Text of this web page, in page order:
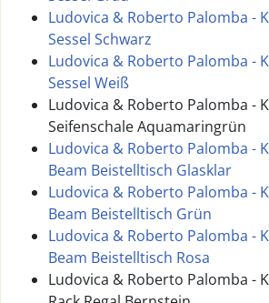
Ludovica & Roberto Palomba -
Sessel Schwarz
Ludovica & Roberto Palomba -
Sessel Weiß
Ludovica & Roberto Palomba -
Seifenschale Aquamaringrün
Ludovica & Roberto Palomba -
Beam Beistelltisch Glasklar
Ludovica & Roberto Palomba -
Beam Beistelltisch Grün
Ludovica & Roberto Palomba -
Beam Beistelltisch Rosa
Ludovica & Roberto Palomba -